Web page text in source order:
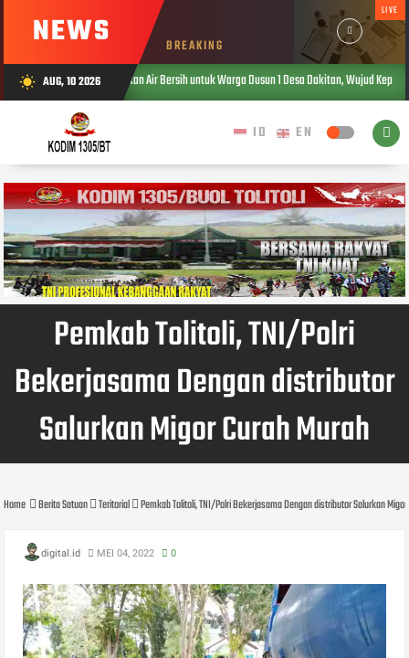
NEWS BREAKING
LIVE
wb_sunny AUG, 10 2026
BT Salurkan Air Bersih untuk Warga Dusun 1 Desa Dakitan, Wujud Kepedulian TNI di
Pemkab Tolitoli, TNI/Polri
Bekerjasama Dengan distributor
Salurkan Migor Curah Murah
Home Berita Satuan Teritorial Pemkab Tolitoli, TNI/Polri Bekerjasama Dengan distributor Salurkan
digital.id MEI 04, 2022 0